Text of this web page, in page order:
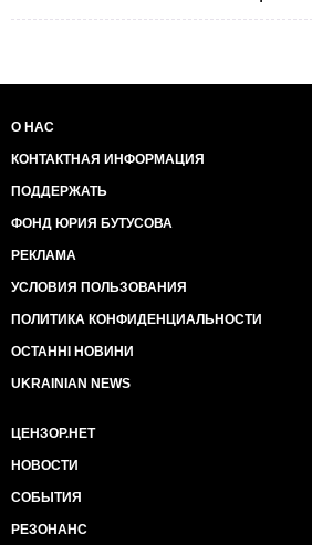
О НАС
КОНТАКТНАЯ ИНФОРМАЦИЯ
ПОДДЕРЖАТЬ
ФОНД ЮРИЯ БУТУСОВА
РЕКЛАМА
УСЛОВИЯ ПОЛЬЗОВАНИЯ
ПОЛИТИКА КОНФИДЕНЦИАЛЬНОСТИ
ОСТАННІ НОВИНИ
UKRAINIAN NEWS
ЦЕНЗОР.НЕТ
НОВОСТИ
СОБЫТИЯ
РЕЗОНАНС